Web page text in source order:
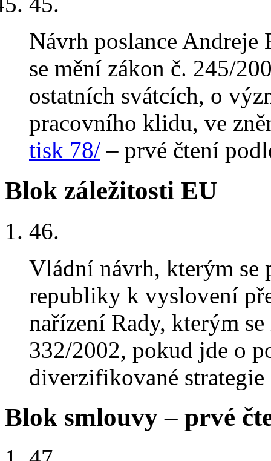
Návrh poslance Andreje
se mění zákon č. 245/
ostatních svátcích, o
pracovního klidu, ve
tisk 78/ – prvé čtení
Blok záležitosti EU
46.
Vládní návrh, kterým se
republiky k vyslovení
nařízení Rady, kterým
332/2002, pokud jde o
diverzifikované
Blok smlouvy – prvé